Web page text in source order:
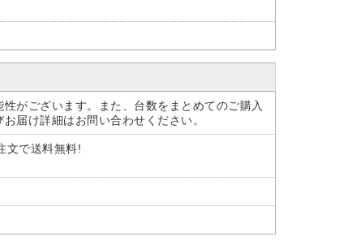
がございます。また、台数をまとめてのご購入
届け詳細はお問い合わせください。
文で送料無料!